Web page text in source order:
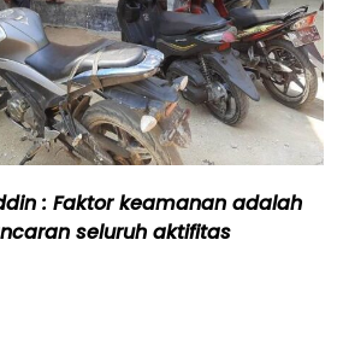
: Faktor keamanan adalah
seluruh aktifitas